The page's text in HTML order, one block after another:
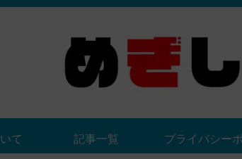
て 記事一覧 プライバシー